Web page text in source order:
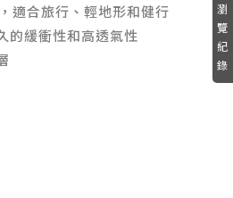
合旅行、輕地形和健行
緩衝性和高透氣性
瀏
覽
紀
錄